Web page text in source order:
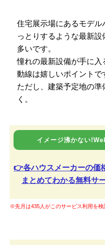
住宅展示場にあるモデル
っとりするような最新
多いです。
憧れの最新設備が手に
動線は嬉しいポイントで
ただし、建築予定地の
く。
イメージ沸かない
👉各ハウスメーカーの価
まとめてわかる無料サ
※先月は435人がこのサービス利用を検